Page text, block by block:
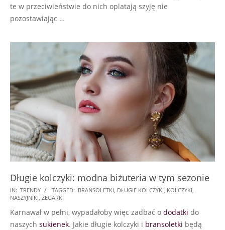
te w przeciwieństwie do nich oplatają szyję nie
pozostawiając …
Długie kolczyki: modna biżuteria w tym sezonie
2018-
01-
10
IN: TRENDY TAGGED: BRANSOLETKI DŁUGIE KOLCZYKI KOLCZYKI
NASZYJNIKI ZEGARKI
Karnawał w pełni, wypadałoby więc zadbać o dodatki do
naszych sukienek. Jakie długie kolczyki i bransoletki będą